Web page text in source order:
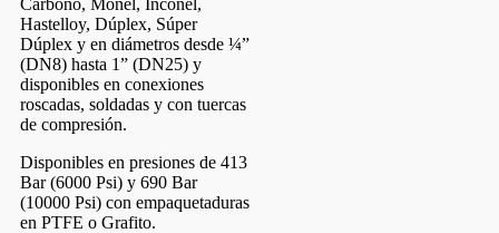
Carbono, Monel, Inconel,
Hastelloy, Dúplex, Súper
Dúplex y en diámetros desde ¼”
(DN8) hasta 1” (DN25) y
disponibles en conexiones
roscadas, soldadas y con tuercas
de compresión.
Disponibles en presiones de 413
Bar (6000 Psi) y 690 Bar
(10000 Psi) con empaquetaduras
en PTFE o Grafito.